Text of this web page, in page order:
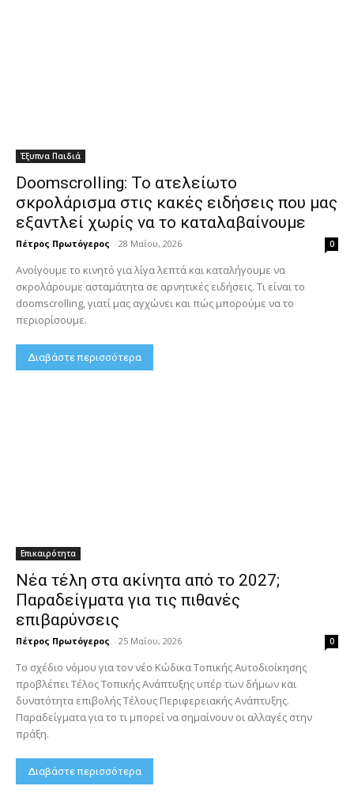
Έξυπνα Παιδιά
Doomscrolling: Το ατελείωτο
σκρολάρισμα στις κακές ειδήσεις που μας
εξαντλεί χωρίς να το καταλαβαίνουμε
Πέτρος Πρωτόγερος - 28 Μαΐου, 2026 0
Ανοίγουμε το κινητό για λίγα λεπτά και καταλήγουμε να
σκρολάρουμε ασταμάτητα σε αρνητικές ειδήσεις. Τι είναι το
doomscrolling, γιατί μας αγχώνει και πώς μπορούμε να το
περιορίσουμε.
Διαβάστε περισσότερα
Επικαιρότητα
Νέα τέλη στα ακίνητα από το 2027;
Παραδείγματα για τις πιθανές
επιβαρύνσεις
Πέτρος Πρωτόγερος - 25 Μαΐου, 2026 0
Το σχέδιο νόμου για τον νέο Κώδικα Τοπικής Αυτοδιοίκησης
προβλέπει Τέλος Τοπικής Ανάπτυξης υπέρ των δήμων και
δυνατότητα επιβολής Τέλους Περιφερειακής Ανάπτυξης.
Παραδείγματα για το τι μπορεί να σημαίνουν οι αλλαγές στην
πράξη.
Διαβάστε περισσότερα